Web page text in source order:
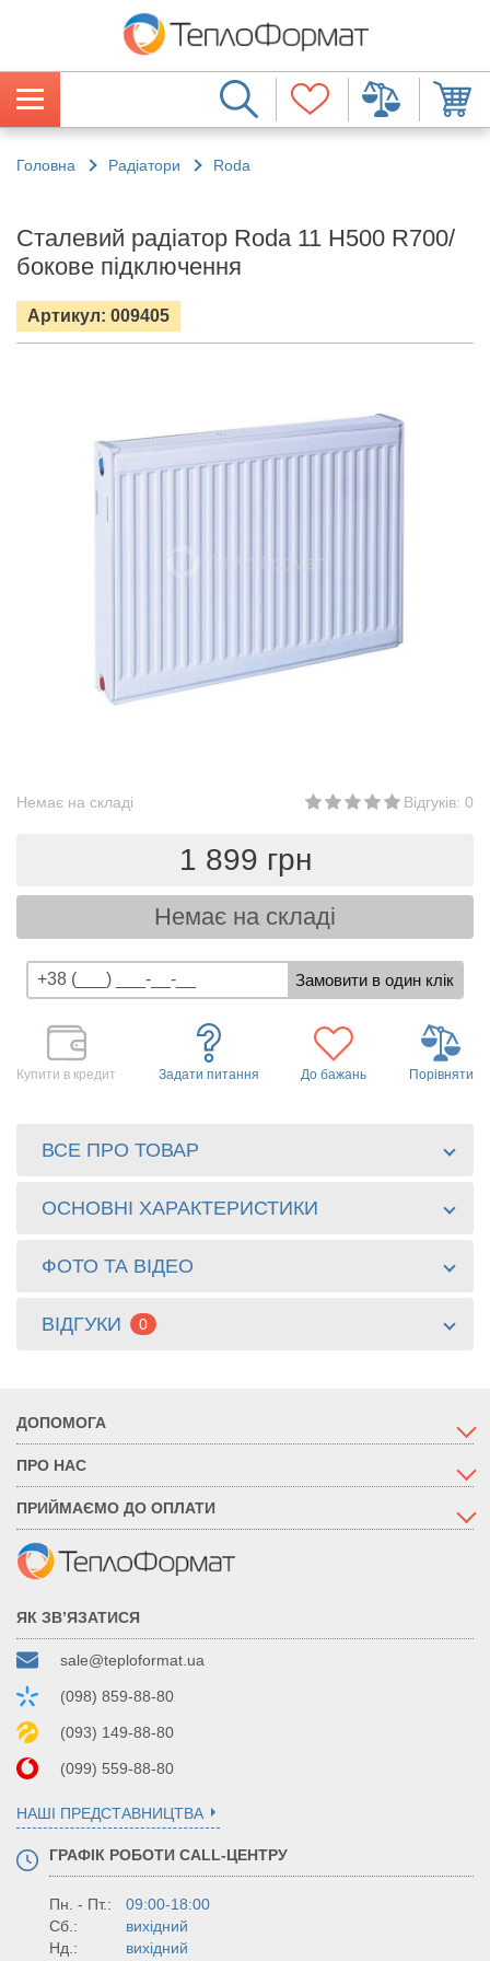
Головна Радіатори Roda
Сталевий радіатор Roda 11 H500 R700/
бокове підключення
Артикул: 009405
Немає на складі Відгуків: 0
1 899 грн
Немає на складі
Купити в кредит Задати питання До бажань Порівняти
ВСЕ ПРО ТОВАР
ОСНОВНІ ХАРАКТЕРИСТИКИ
ФОТО ТА ВІДЕО
ВІДГУКИ 0
ДОПОМОГА
ПРО НАС
ПРИЙМАЄМО ДО ОПЛАТИ
ЯК ЗВ’ЯЗАТИСЯ
sale@teploformat.ua
(098) 859-88-80
(093) 149-88-80
(099) 559-88-80
НАШІ ПРЕДСТАВНИЦТВА
ГРАФІК РОБОТИ CALL-ЦЕНТРУ
Пн. - Пт.:
09:00-18:00
Сб.:
вихідний
Нд.:
вихідний